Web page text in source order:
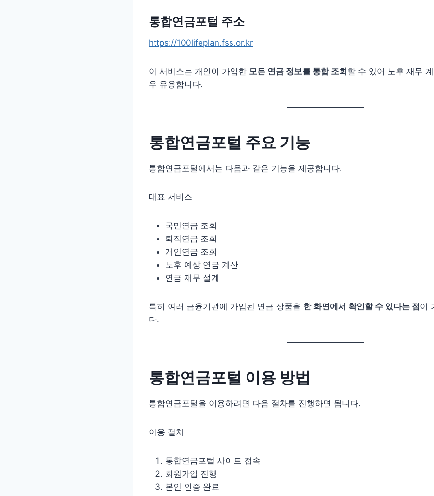
통합연금포털 주소
https://100lifeplan.fss.or.kr
이 서비스는 개인이 가입한 모든 연금 정보를 통합 조회할 수 있어 노후 재무
우 유용합니다.
통합연금포털 주요 기능
통합연금포털에서는 다음과 같은 기능을 제공합니다.
대표 서비스
국민연금 조회
퇴직연금 조회
개인연금 조회
노후 예상 연금 계산
연금 재무 설계
특히 여러 금융기관에 가입된 연금 상품을 한 화면에서 확인할 수 있다는 점이
다.
통합연금포털 이용 방법
통합연금포털을 이용하려면 다음 절차를 진행하면 됩니다.
이용 절차
통합연금포털 사이트 접속
회원가입 진행
본인 인증 완료